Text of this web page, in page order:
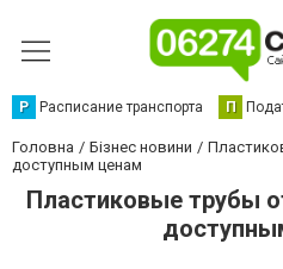
Р Расписание транспорта П
Головна Бізнес новини
доступным ценам
Пластиковые трубы